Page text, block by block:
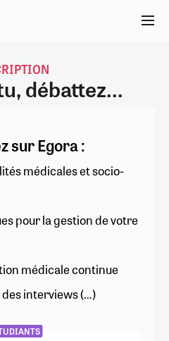
débattez...
sur Egora :
médicales et socio-
pour la gestion de votre
médicale continue
interviews (…)